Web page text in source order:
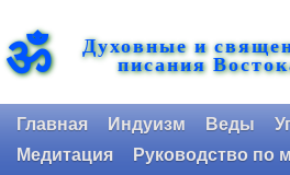
ॐ Духовные и
писания
Главная Индуизм Веды
Медитация
Руководство по